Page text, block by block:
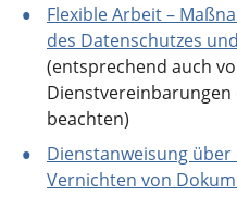
Flexible Arbeit –
des Datenschutzes
(entsprechend auch
Dienstvereinbarungen
beachten)
Dienstanweisung
Vernichten von